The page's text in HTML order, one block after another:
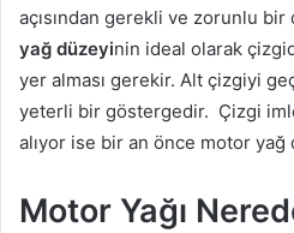
açısından gerekli ve zorunlu bir
yağ düzeyinin ideal olarak
yer alması gerekir. Alt çizgiyi
yeterli bir göstergedir. Çizgi
alıyor ise bir an önce motor yağ
Motor Yağı